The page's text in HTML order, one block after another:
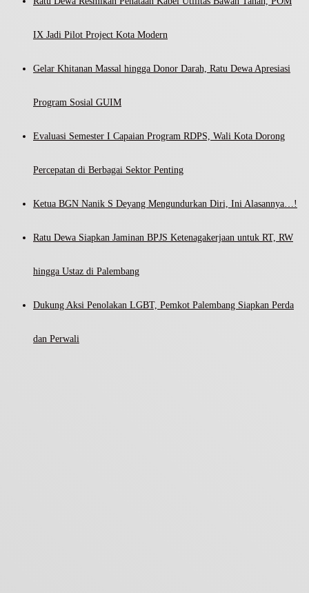
IX Jadi Pilot Project Kota Modern
Gelar Khitanan Massal hingga Donor Darah, Ratu Dewa Apresiasi
Program Sosial GUIM
Evaluasi Semester I Capaian Program RDPS, Wali Kota Dorong
Percepatan di Berbagai Sektor Penting
Ketua BGN Nanik S Deyang Mengundurkan Diri, Ini Alasannya…!
Ratu Dewa Siapkan Jaminan BPJS Ketenagakerjaan untuk RT, RW
hingga Ustaz di Palembang
Dukung Aksi Penolakan LGBT, Pemkot Palembang Siapkan Perda
dan Perwali